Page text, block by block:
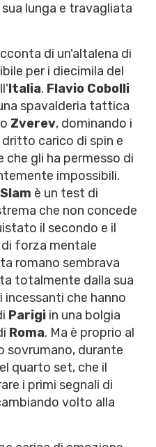
lunga e travagliata
di un'altalena di
per i diecimila del
Italia. Flavio Cobolli
spavalderia tattica
Zverev, dominando i
carico di spin e
gli ha permesso di
impossibili.
Slam è un test di
che non concede
il secondo e il
forza mentale
romano sembrava
totalmente dalla sua
che hanno
Parigi in una bolgia
Roma. Ma è proprio al
sovrumano, durante
quarto set, che il
i primi segnali di
volto alla